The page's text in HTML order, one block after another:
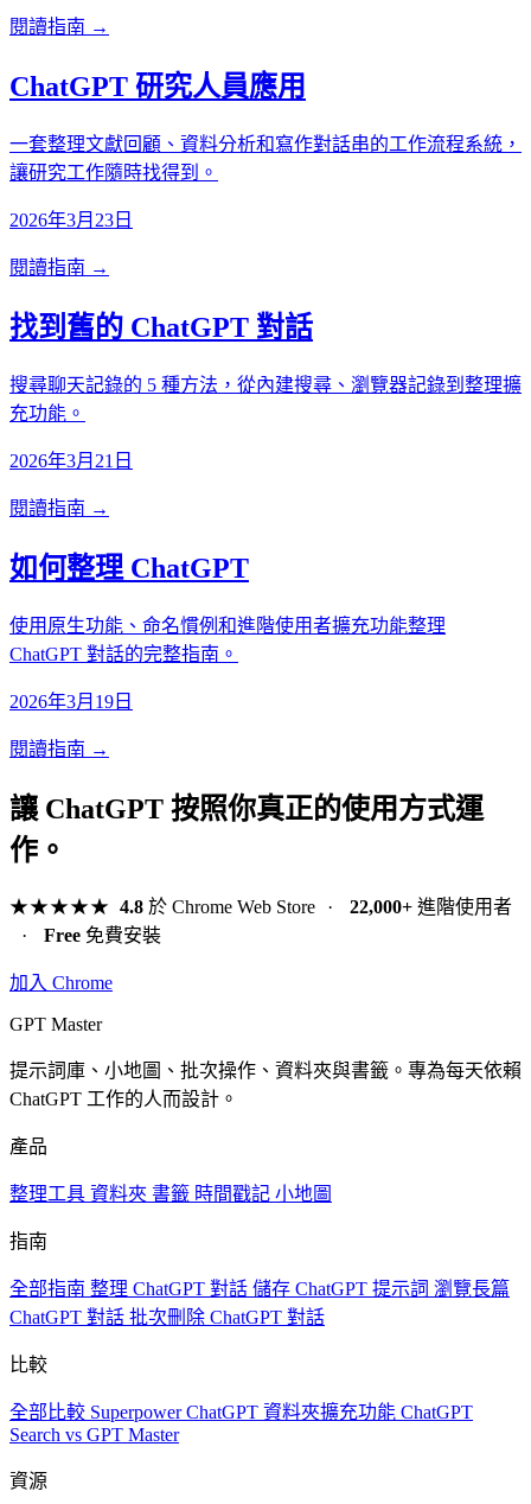
閱讀指南 →
ChatGPT 研究人員應用
一套整理文獻回顧、資料分析和寫作對話串的工作流程系統，
讓研究工作隨時找得到。
2026年3月23日
閱讀指南 →
找到舊的 ChatGPT 對話
搜尋聊天記錄的 5 種方法，從內建搜尋、瀏覽器記錄到整理擴
充功能。
2026年3月21日
閱讀指南 →
如何整理 ChatGPT
使用原生功能、命名慣例和進階使用者擴充功能整理
ChatGPT 對話的完整指南。
2026年3月19日
閱讀指南 →
讓 ChatGPT 按照你真正的使用方式運
作。
★★★★★ 4.8於 Chrome Web Store · 22,000+進階使用者
·
Free 免費安裝
加入 Chrome
GPT Master
提示詞庫、小地圖、批次操作、資料夾與書籤。專為每天依賴
ChatGPT 工作的人而設計。
產品
整理工具 資料夾 書籤 時間戳記 小地圖
指南
全部指南 整理 ChatGPT 對話 儲存 ChatGPT 提示詞 瀏覽長篇
ChatGPT 對話 批次刪除 ChatGPT 對話
比較
全部比較 Superpower ChatGPT 資料夾擴充功能 ChatGPT
Search vs GPT Master
資源